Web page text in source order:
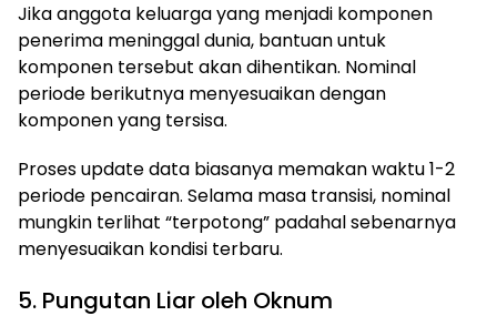
Jika anggota keluarga yang menjadi komponen
penerima meninggal dunia, bantuan untuk
komponen tersebut akan dihentikan. Nominal
periode berikutnya menyesuaikan dengan
komponen yang tersisa.
Proses update data biasanya memakan waktu 1-2
periode pencairan. Selama masa transisi, nominal
mungkin terlihat “terpotong” padahal sebenarnya
menyesuaikan kondisi terbaru.
5. Pungutan Liar oleh Oknum